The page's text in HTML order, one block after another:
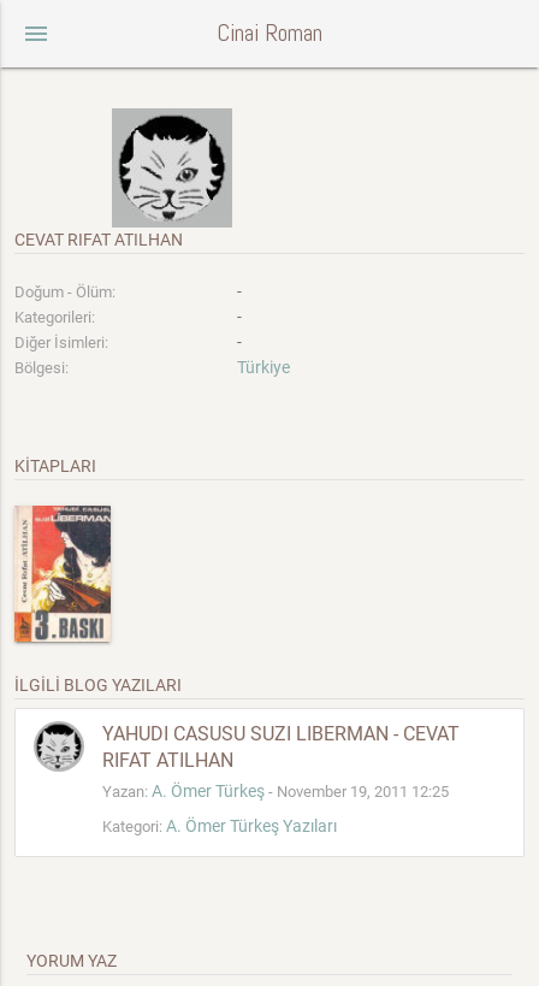
menu Cinai Roman
CEVAT RIFAT ATILHAN
Doğum - Ölüm: -
Kategorileri: -
Diğer İsimleri: -
Bölgesi: Türkiye
KİTAPLARI
İLGİLİ BLOG YAZILARI
YAHUDI CASUSU SUZI LIBERMAN - CEVAT
RIFAT ATILHAN
Yazan: A. Ömer Türkeş - November 19, 2011 12:25
Kategori: A. Ömer Türkeş Yazıları
YORUM YAZ